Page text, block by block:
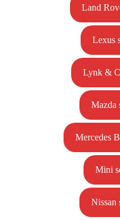
Land
Lexus
Lynk &
Mazda
Mercedes
Mini
Nissan